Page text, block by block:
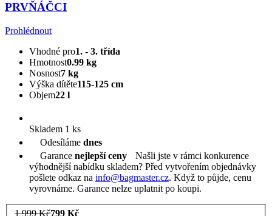
PRVŇÁČCI
Prohlédnout
Vhodné pro1. - 3. třída
Hmotnost0.99 kg
Nosnost7 kg
Výška dítěte115-125 cm
Objem22 l
Skladem 1 ks
Odesíláme dnes
Garance nejlepší ceny
Našli jste v rámci konkurence
výhodnější nabídku skladem? Před vytvořením objednávky
pošlete odkaz na info@bagmaster.cz. Když to půjde, cenu
vyrovnáme. Garance nelze uplatnit po koupi.
1 999 Kč799 Kč